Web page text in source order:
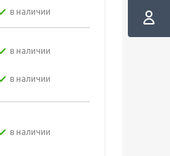
в наличии
в наличии
в наличии
в наличии